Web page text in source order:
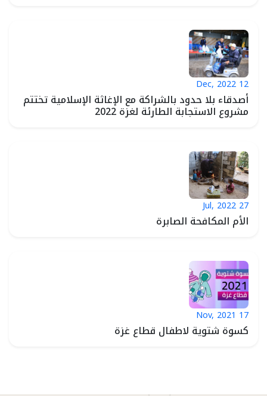
>
12 Dec, 2022
أصدقاء بلا حدود بالشراكة مع الإغاثة الإسلامية تختتم
مشروع الاستجابة الطارئة لغزة 2022
>
27 Jul, 2022
الأم المكافحة الصابرة
>
17 Nov, 2021
كسوة شتوية لاطفال قطاع غزة